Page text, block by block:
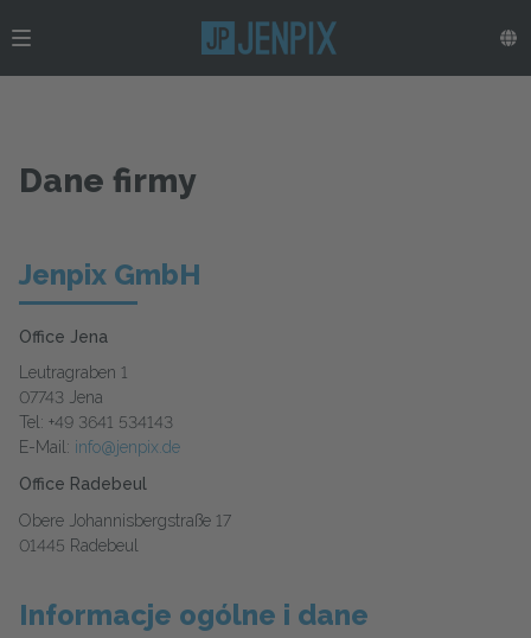
Dane firmy
Jenpix GmbH
Office Jena
Leutragraben 1
07743 Jena
Tel: +49 3641 534143
E-Mail: info@jenpix.de
Office Radebeul
Obere Johannisbergstraße 17
01445 Radebeul
Informacje ogólne i dane